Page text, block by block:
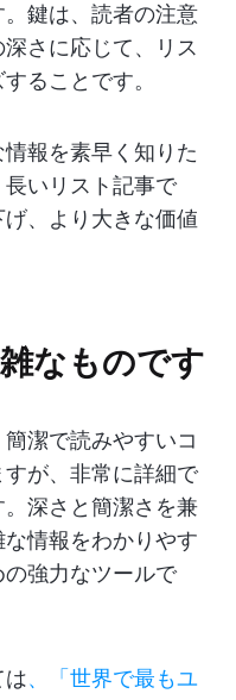
。鍵は、読者の注意
さに応じて、リス
ることです。
報を素早く知りた
いリスト記事で
、より大きな価値
なものです
潔で読みやすいコ
が、非常に詳細で
深さと簡潔さを兼
情報をわかりやす
強力なツールで
は、「世界で最もユ